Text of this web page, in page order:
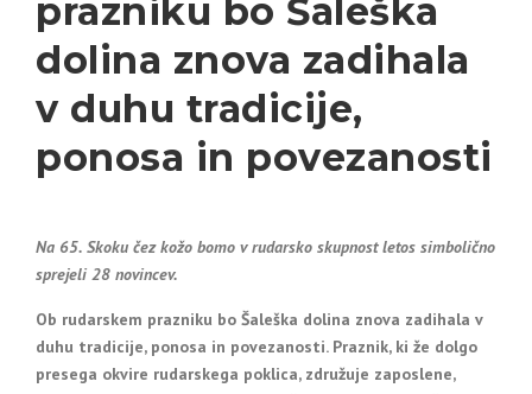
prazniku bo Šaleška
dolina znova zadihala
v duhu tradicije,
ponosa in povezanosti
Na 65. Skoku čez kožo bomo v rudarsko skupnost letos simbolično
sprejeli 28 novincev.
Ob rudarskem prazniku bo Šaleška dolina znova zadihala v
duhu tradicije, ponosa in povezanosti. Praznik, ki že dolgo
presega okvire rudarskega poklica, združuje zaposlene,